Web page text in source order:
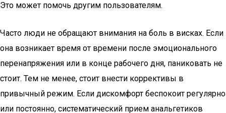
Это может помочь другим пользователям.
Часто люди не обращают внимания на боль в висках. Если
она возникает время от времени после эмоционального
перенапряжения или в конце рабочего дня, паниковать не
стоит. Тем не менее, стоит внести коррективы в
привычный режим. Если дискомфорт беспокоит регулярно
или постоянно, систематический прием анальгетиков